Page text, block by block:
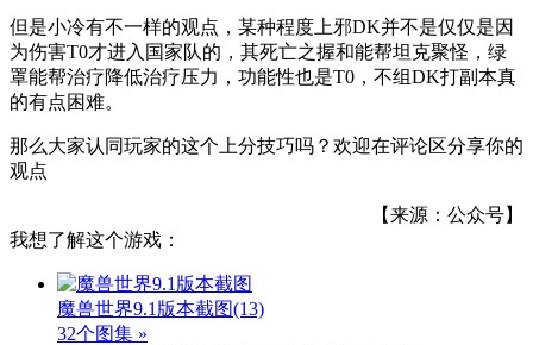
但是小冷有不一样的观点，某种程度上邪DK并不是仅仅是因
为伤害T0才进入国家队的，其死亡之握和能帮坦克聚怪，绿
罩能帮治疗降低治疗压力，功能性也是T0，不组DK打副本真
的有点困难。
那么大家认同玩家的这个上分技巧吗？欢迎在评论区分享你的
观点
【来源：公众号】
我想了解这个游戏：
魔兽世界9.1版本截图(13)
32个图集 »